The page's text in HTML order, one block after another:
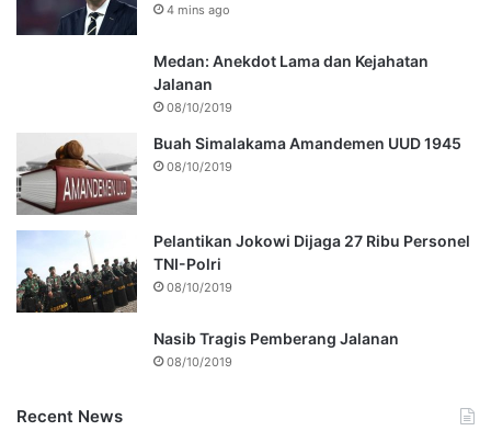
4 mins ago
Medan: Anekdot Lama dan Kejahatan
Jalanan
08/10/2019
Buah Simalakama Amandemen UUD 1945
08/10/2019
Pelantikan Jokowi Dijaga 27 Ribu Personel
TNI-Polri
08/10/2019
Nasib Tragis Pemberang Jalanan
08/10/2019
Recent News